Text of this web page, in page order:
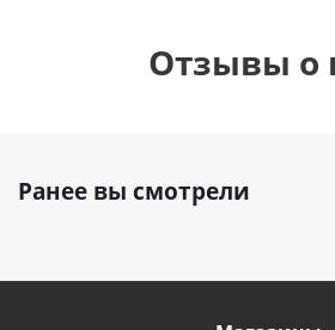
Отзывы о
Ранее вы смотрели